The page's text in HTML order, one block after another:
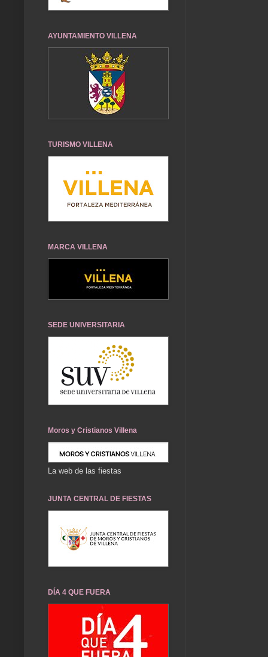
AYUNTAMIENTO VILLENA
TURISMO VILLENA
MARCA VILLENA
SEDE UNIVERSITARIA
Moros y Cristianos Villena
La web de las fiestas
JUNTA CENTRAL DE FIESTAS
DÍA 4 QUE FUERA